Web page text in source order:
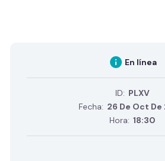
info En línea
ID: PLXV
Fecha: 26 De Oct De
Hora: 18:30